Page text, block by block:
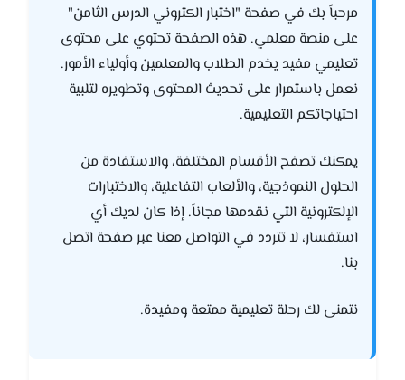
مرحباً بك في صفحة "اختبار الكتروني الدرس الثامن"
على منصة معلمي. هذه الصفحة تحتوي على محتوى
تعليمي مفيد يخدم الطلاب والمعلمين وأولياء الأمور.
نعمل باستمرار على تحديث المحتوى وتطويره لتلبية
احتياجاتكم التعليمية.
يمكنك تصفح الأقسام المختلفة، والاستفادة من
الحلول النموذجية، والألعاب التفاعلية، والاختبارات
الإلكترونية التي نقدمها مجاناً. إذا كان لديك أي
استفسار، لا تتردد في التواصل معنا عبر صفحة اتصل
بنا.
نتمنى لك رحلة تعليمية ممتعة ومفيدة.